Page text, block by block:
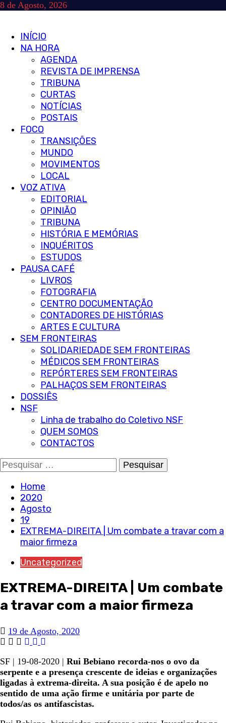
Skip
8 de Agosto, 2026
Primary
Menu
INÍCIO
NA HORA
AGENDA
REVISTA DE IMPRENSA
TRIBUNA
CURTAS
NOTÍCIAS
POSTAIS
FOCO
TRANSIÇÕES
MUNDO
MOVIMENTOS
LOCAL
VOZ ATIVA
EDITORIAL
OPINIÃO
TRIBUNA
HISTÓRIA E MEMÓRIAS
INQUÉRITOS
ESTUDOS
PAUSA CAFÉ
LIVROS
FOTOGRAFIA
CENTRO DOCUMENTAÇÃO
CONTADORES DE HISTÓRIAS
ARTES E CULTURA
SEM FRONTEIRAS
SOLIDARIEDADE SEM FRONTEIRAS
MÉDICOS SEM FRONTEIRAS
REPÓRTERES SEM FRONTEIRAS
PALHAÇOS SEM FRONTEIRAS
DOSSIÊS
NSF
Linha de trabalho do Coletivo NSF
QUEM SOMOS
CONTACTOS
Pesquisar
por:
Home
2020
Agosto
19
EXTREMA-DIREITA | Um combate a travar com a
maior firmeza
Uncategorized
EXTREMA-DIREITA | Um combate
a travar com a maior firmeza
19 de Agosto, 2020
SF | 19-08-2020 | Rui Bebiano recorda-nos o ovo da
serpente e a presença crescente de ideias e organizações
ligadas à extrema-direita. A sua posição é de apelo no
sentido de uma ação firme e unitária por parte de
todos/as os antifascistas.